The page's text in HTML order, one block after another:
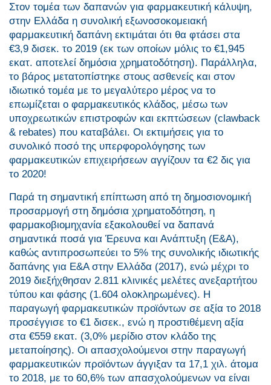
Στον τομέα των δαπανών για φαρμακευτική κάλυψη,
στην Ελλάδα η συνολική εξωνοσοκομειακή
φαρμακευτική δαπάνη εκτιμάται ότι θα φτάσει στα
€3,9 δισεκ. το 2019 (εκ των οποίων μόλις το €1,945
εκατ. αποτελεί δημόσια χρηματοδότηση). Παράλληλα,
το βάρος μετατοπίστηκε στους ασθενείς και στον
ιδιωτικό τομέα με το μεγαλύτερο μέρος να το
επωμίζεται ο φαρμακευτικός κλάδος, μέσω των
υποχρεωτικών επιστροφών και εκπτώσεων (clawback
& rebates) που καταβάλει. Οι εκτιμήσεις για το
συνολικό ποσό της υπερφορολόγησης των
φαρμακευτικών επιχειρήσεων αγγίζουν τα €2 δις για
το 2020!
Παρά τη σημαντική επίπτωση από τη δημοσιονομική
προσαρμογή στη δημόσια χρηματοδότηση, η
φαρμακοβιομηχανία εξακολουθεί να δαπανά
σημαντικά ποσά για Έρευνα και Ανάπτυξη (Ε&Α),
καθώς αντιπροσωπεύει το 5% της συνολικής ιδιωτικής
δαπάνης για Ε&Α στην Ελλάδα (2017), ενώ μέχρι το
2019 διεξήχθησαν 2.811 κλινικές μελέτες ανεξαρτήτου
τύπου και φάσης (1.604 ολοκληρωμένες). Η
παραγωγή φαρμακευτικών προϊόντων σε αξία το 2018
προσέγγισε το €1 δισεκ., ενώ η προστιθέμενη αξία
στα €559 εκατ. (3,0% μερίδιο στον κλάδο της
μεταποίησης). Οι απασχολούμενοι στην παραγωγή
φαρμακευτικών προϊόντων άγγιξαν τα 17,1 χιλ. άτομα
το 2018, με το 60,6% των απασχολούμενων να είναι